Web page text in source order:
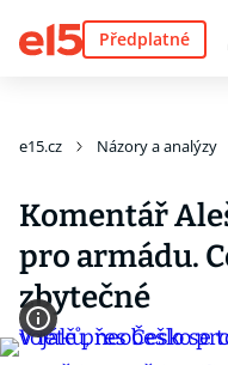
Předplatné
e15.cz Názory a analýzy
Komentář
pro armádu.
zbytečné